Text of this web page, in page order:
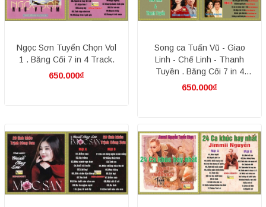
Ngọc Sơn Tuyển Chọn Vol
1 . Băng Cối 7 in 4 Track.
650.000₫
Song ca Tuấn Vũ - Giao
Linh - Chế Linh - Thanh
Tuyền . Băng Cối 7 in 4
Track.
650.000₫